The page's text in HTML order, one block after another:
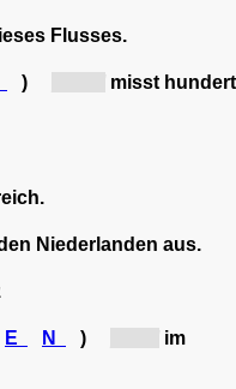
Flusses.
)
misst hundert
Niederlanden aus.
E N )
im